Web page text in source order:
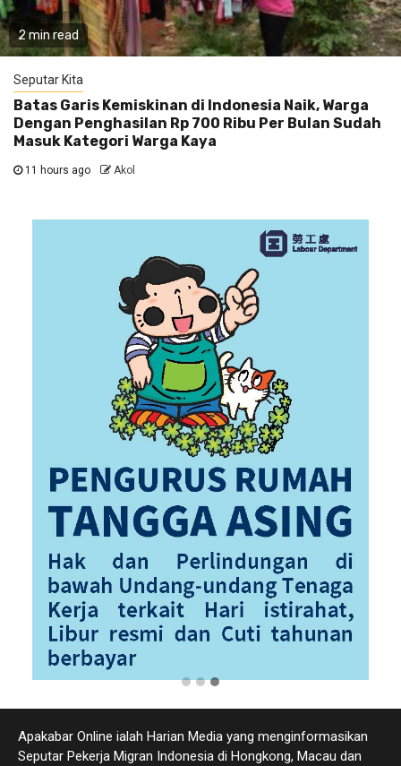
2 min read
Seputar Kita
Batas Garis Kemiskinan di Indonesia Naik, Warga
Dengan Penghasilan Rp 700 Ribu Per Bulan Sudah
Masuk Kategori Warga Kaya
11 hours ago Akol
Apakabar Online ialah Harian Media yang menginformasikan
Seputar Pekerja Migran Indonesia di Hongkong, Macau dan